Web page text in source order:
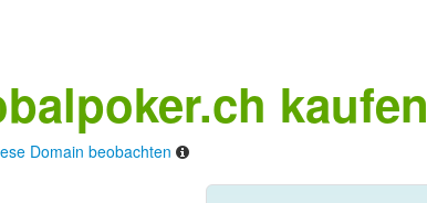
kaufen
Domain beobachten